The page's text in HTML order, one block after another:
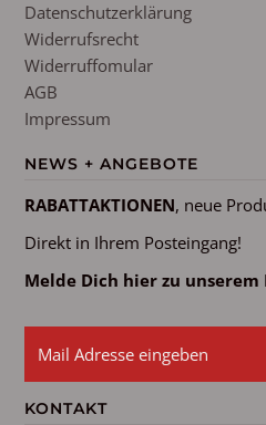
Datenschutzerklärung
Widerrufsrecht
Widerruffomular
AGB
Impressum
NEWS + ANGEBOTE
RABATTAKTIONEN, neue
Direkt in Ihrem Posteingang!
Melde Dich hier zu
KONTAKT